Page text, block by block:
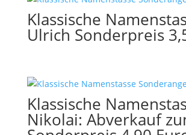
Klassische
Ulrich Sonderpreis
Klassische
Nikolai: Abverkauf